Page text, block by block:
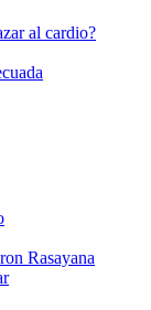
al cardio?
Rasayana